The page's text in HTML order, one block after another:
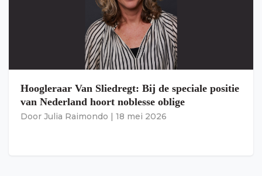
Hoogleraar Van Sliedregt: Bij de speciale positie
van Nederland hoort noblesse oblige
Door Julia Raimondo | 18 mei 2026